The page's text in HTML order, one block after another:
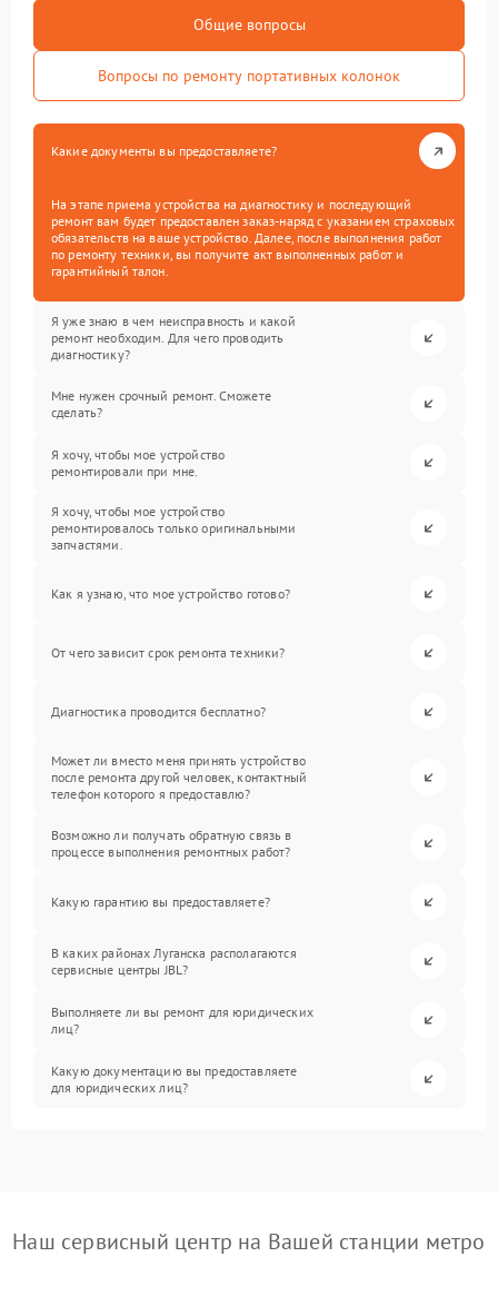
Общие вопросы
Вопросы по ремонту портативных колонок
Какие документы вы предоставляете?
На этапе приема устройства на диагностику и последующий
ремонт вам будет предоставлен заказ-наряд с указанием страховых
обязательств на ваше устройство. Далее, после выполнения работ
по ремонту техники, вы получите акт выполненных работ и
гарантийный талон.
Я уже знаю в чем неисправность и какой
ремонт необходим. Для чего проводить
диагностику?
Мне нужен срочный ремонт. Сможете
сделать?
Я хочу, чтобы мое устройство
ремонтировали при мне.
Я хочу, чтобы мое устройство
ремонтировалось только оригинальными
запчастями.
Как я узнаю, что мое устройство готово?
От чего зависит срок ремонта техники?
Диагностика проводится бесплатно?
Может ли вместо меня принять устройство
после ремонта другой человек, контактный
телефон которого я предоставлю?
Возможно ли получать обратную связь в
процессе выполнения ремонтных работ?
Какую гарантию вы предоставляете?
В каких районах Луганска располагаются
сервисные центры JBL?
Выполняете ли вы ремонт для юридических
лиц?
Какую документацию вы предоставляете
для юридических лиц?
Наш сервисный центр на Вашей станции метро